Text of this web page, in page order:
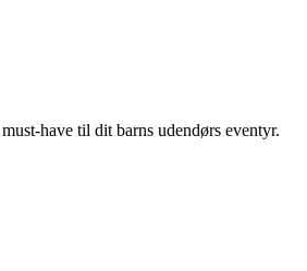
have til dit barns udendørs eventyr.